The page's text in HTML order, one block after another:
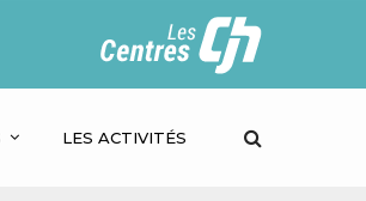
LES ACTIVITÉS